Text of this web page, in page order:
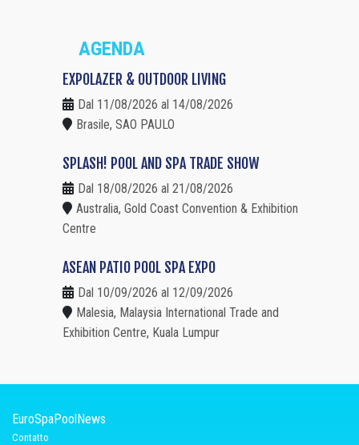
AGENDA
EXPOLAZER & OUTDOOR LIVING
Dal 11/08/2026 al 14/08/2026
Brasile, SAO PAULO
SPLASH! POOL AND SPA TRADE SHOW
Dal 18/08/2026 al 21/08/2026
Australia, Gold Coast Convention & Exhibition
Centre
ASEAN PATIO POOL SPA EXPO
Dal 10/09/2026 al 12/09/2026
Malesia, Malaysia International Trade and
Exhibition Centre, Kuala Lumpur
EuroSpaPoolNews
Contatto